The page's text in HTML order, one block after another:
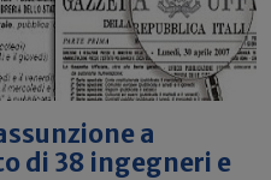
a
di 38 ingegneri e